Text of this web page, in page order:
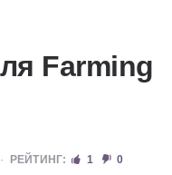
Farming
РЕЙТИНГ: 1 0